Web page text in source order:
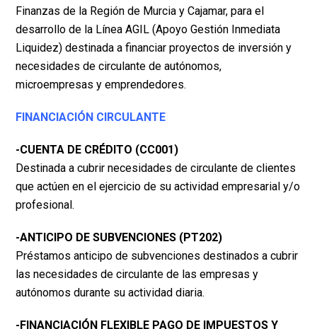
Finanzas de la Región de Murcia y Cajamar, para el
desarrollo de la Línea AGIL (Apoyo Gestión Inmediata
Liquidez) destinada a financiar proyectos de inversión y
necesidades de circulante de autónomos,
microempresas y emprendedores.
FINANCIACIÓN CIRCULANTE
-CUENTA DE CRÉDITO (CC001)
Destinada a cubrir necesidades de circulante de clientes
que actúen en el ejercicio de su actividad empresarial y/o
profesional.
-ANTICIPO DE SUBVENCIONES (PT202)
Préstamos anticipo de subvenciones destinados a cubrir
las necesidades de circulante de las empresas y
autónomos durante su actividad diaria.
-FINANCIACIÓN FLEXIBLE PAGO DE IMPUESTOS Y